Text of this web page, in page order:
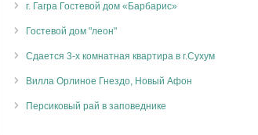
г. Гагра Гостевой дом «Барбарис»
Гостевой дом "леон"
Сдается 3-х комнатная квартира в г.Сухум
Вилла Орлиное Гнездо, Новый Афон
Персиковый рай в заповеднике